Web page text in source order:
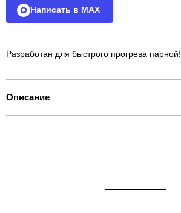
Написать в MAX
Разработан для быстрого прогрева парной!
Описание